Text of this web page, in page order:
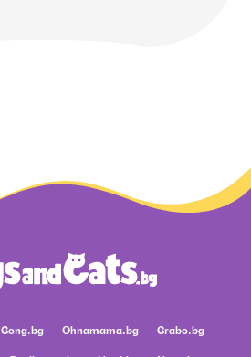
Gong.bg Ohnamama.bg
Grabo.bg